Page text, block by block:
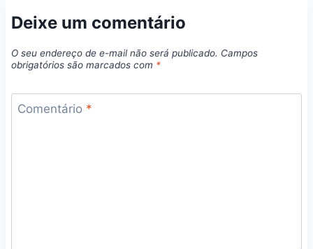
Deixe um comentário
O seu endereço de e-mail não será publicado. Campos
obrigatórios são marcados com *
Comentário *